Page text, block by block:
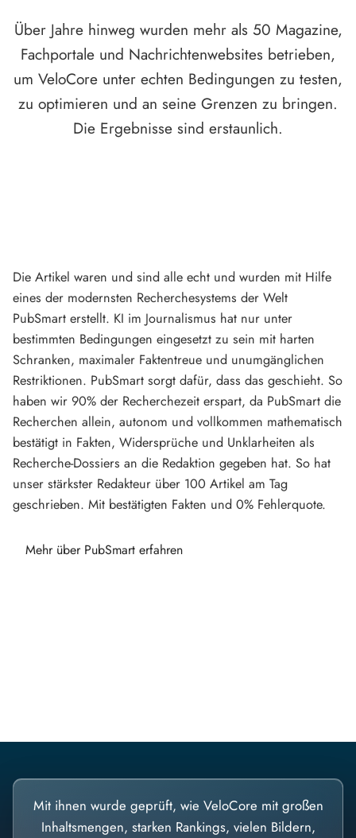
Über Jahre hinweg wurden mehr als 50 Magazine,
Fachportale und Nachrichtenwebsites betrieben,
um VeloCore unter echten Bedingungen zu testen,
zu optimieren und an seine Grenzen zu bringen.
Die Ergebnisse sind erstaunlich.
Die Artikel waren und sind alle echt und wurden mit Hilfe
eines der modernsten Recherchesystems der Welt
PubSmart erstellt. KI im Journalismus hat nur unter
bestimmten Bedingungen eingesetzt zu sein mit harten
Schranken, maximaler Faktentreue und unumgänglichen
Restriktionen. PubSmart sorgt dafür, dass das geschieht. So
haben wir 90% der Recherchezeit erspart, da PubSmart die
Recherchen allein, autonom und vollkommen mathematisch
bestätigt in Fakten, Widersprüche und Unklarheiten als
Recherche-Dossiers an die Redaktion gegeben hat. So hat
unser stärkster Redakteur über 100 Artikel am Tag
geschrieben. Mit bestätigten Fakten und 0% Fehlerquote.
Mehr über PubSmart erfahren
Mit ihnen wurde geprüft, wie VeloCore mit großen
Inhaltsmengen, starken Rankings, vielen Bildern,